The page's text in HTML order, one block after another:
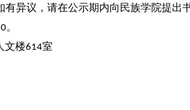
有异议，请在公示期内向民族学院提出
。
文楼614室